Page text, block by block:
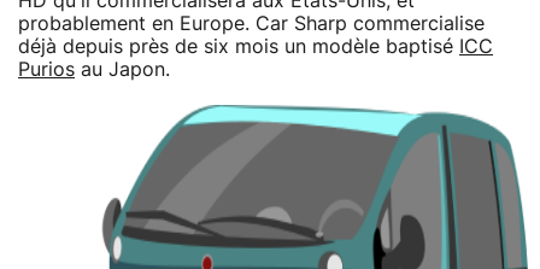
probablement en Europe. Car Sharp commercialise
déjà depuis près de six mois un modèle baptisé
ICC
Purios au Japon.